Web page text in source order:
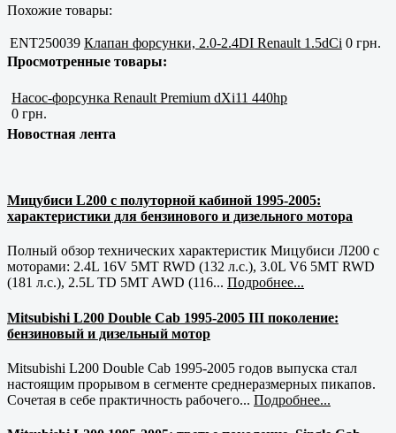
Похожие товары:
ENT250039 Клапан форсунки, 2.0-2.4DI Renault 1.5dCi 0 грн.
Просмотренные товары:
Насос-форсунка Renault Premium dXi11 440hp
0 грн.
Новостная лента
Мицубиси L200 с полуторной кабиной 1995-2005:
характеристики для бензинового и дизельного мотора
Полный обзор технических характеристик Мицубиси Л200 с
моторами: 2.4L 16V 5MT RWD (132 л.с.), 3.0L V6 5MT RWD
(181 л.с.), 2.5L TD 5MT AWD (116... Подробнее...
Mitsubishi L200 Double Cab 1995-2005 III поколение:
бензиновый и дизельный мотор
Mitsubishi L200 Double Cab 1995-2005 годов выпуска стал
настоящим прорывом в сегменте среднеразмерных пикапов.
Сочетая в себе практичность рабочего... Подробнее...